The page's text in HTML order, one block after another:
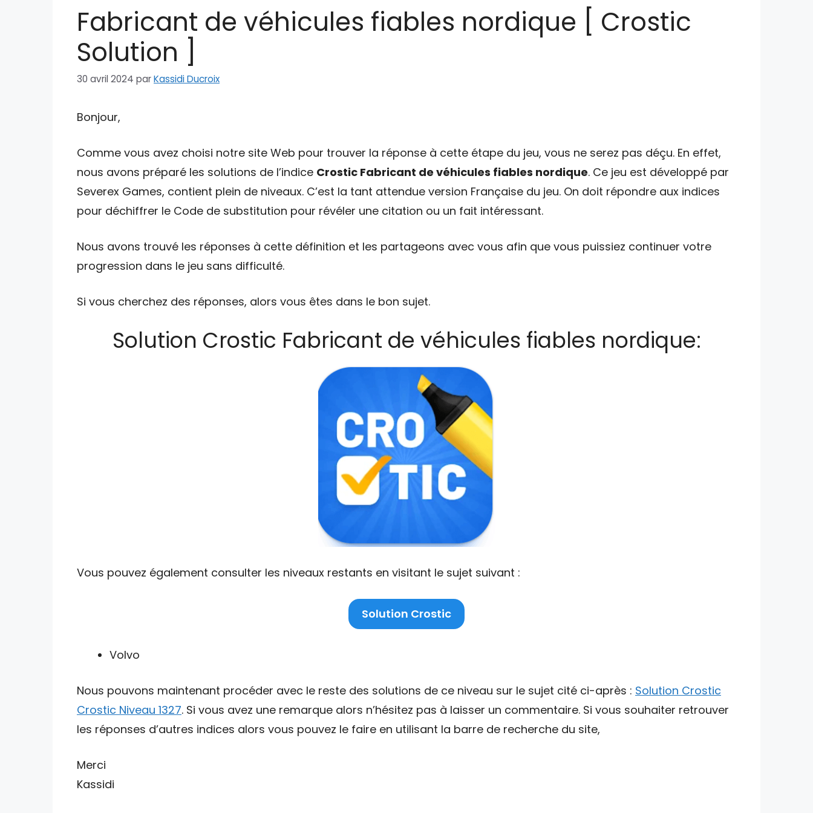
Fabricant de véhicules fiables nordique [ Crostic
Solution ]
30 avril 2024 parKassidi Ducroix
Bonjour,
Comme vous avez choisi notre site Web pour trouver la réponse à cette étape du jeu, vous ne serez pas déçu. En effet,
nous avons préparé les solutions de l’indice Crostic Fabricant de véhicules fiables nordique. Ce jeu est développé par
Severex Games, contient plein de niveaux. C’est la tant attendue version Française du jeu. On doit répondre aux indices
pour déchiffrer le Code de substitution pour révéler une citation ou un fait intéressant.
Nous avons trouvé les réponses à cette définition et les partageons avec vous afin que vous puissiez continuer votre
progression dans le jeu sans difficulté.
Si vous cherchez des réponses, alors vous êtes dans le bon sujet.
Solution Crostic Fabricant de véhicules fiables nordique:
Vous pouvez également consulter les niveaux restants en visitant le sujet suivant :
Solution Crostic
Volvo
Nous pouvons maintenant procéder avec le reste des solutions de ce niveau sur le sujet cité ci-après : Solution Crostic
Crostic Niveau 1327. Si vous avez une remarque alors n’hésitez pas à laisser un commentaire. Si vous souhaiter retrouver
les réponses d’autres indices alors vous pouvez le faire en utilisant la barre de recherche du site,
Merci
Kassidi